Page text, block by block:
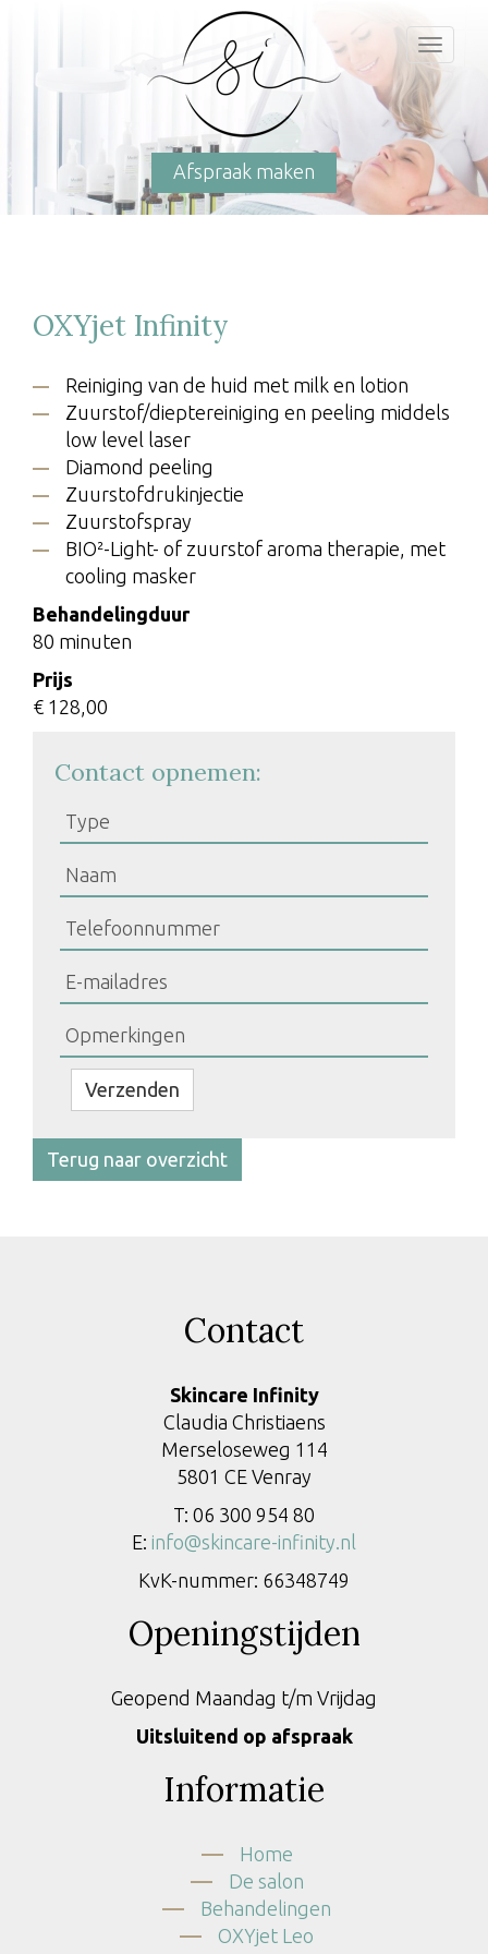
Afspraak maken
OXYjet Infinity
Reiniging van de huid met milk en lotion
Zuurstof/dieptereiniging en peeling middels
low level laser
Diamond peeling
Zuurstofdrukinjectie
Zuurstofspray
BIO²-Light- of zuurstof aroma therapie, met
cooling masker
Behandelingduur
80 minuten
Prijs
€ 128,00
Contact opnemen:
Bedrijfsnaam
Verzenden
Terug naar overzicht
Contact
Skincare Infinity
Claudia Christiaens
Merseloseweg 114
5801 CE Venray
T: 06 300 954 80
E: info@skincare-infinity.nl
KvK-nummer: 66348749
Openingstijden
Geopend Maandag t/m Vrijdag
Uitsluitend op afspraak
Informatie
Home
De salon
Behandelingen
OXYjet Leo